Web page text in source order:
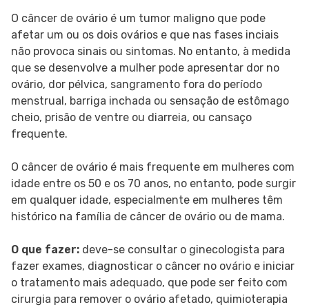
O câncer de ovário é um tumor maligno que pode
afetar um ou os dois ovários e que nas fases inciais
não provoca sinais ou sintomas. No entanto, à medida
que se desenvolve a mulher pode apresentar dor no
ovário, dor pélvica, sangramento fora do período
menstrual, barriga inchada ou sensação de estômago
cheio, prisão de ventre ou diarreia, ou cansaço
frequente.
O câncer de ovário é mais frequente em mulheres com
idade entre os 50 e os 70 anos, no entanto, pode surgir
em qualquer idade, especialmente em mulheres têm
histórico na família de câncer de ovário ou de mama.
O que fazer: deve-se consultar o ginecologista para
fazer exames, diagnosticar o câncer no ovário e iniciar
o tratamento mais adequado, que pode ser feito com
cirurgia para remover o ovário afetado, quimioterapia